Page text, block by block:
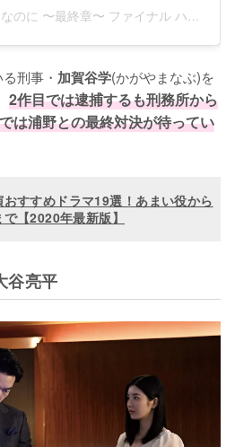
『スマホを落としただけなのに 〜最終章〜 ファイナル ハッキング ゲーム』(@sumaho_otoshita_final)がシェアした投稿
刑事・ 加賀谷学(かがやまなぶ)を
2作目では逮捕するも刑務所から
は浦野との最終対決が待ってい
すすめドラマ19選！あまい役から
【2020年最新版】
谷亮平